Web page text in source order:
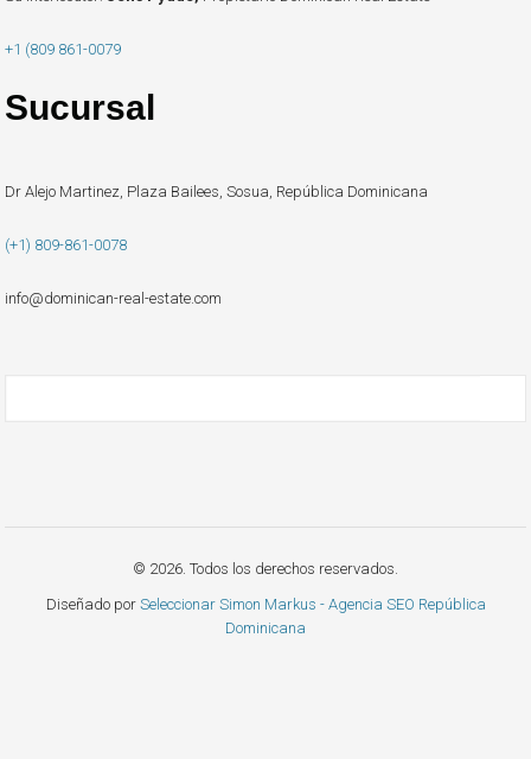
+1 (809 861-0079
Sucursal
Dr Alejo Martinez, Plaza Bailees, Sosua, República Dominicana
(+1) 809-861-0078
info@dominican-real-estate.com
© 2026. Todos los derechos reservados.
Diseñado por Seleccionar Simon Markus - Agencia SEO República
Dominicana